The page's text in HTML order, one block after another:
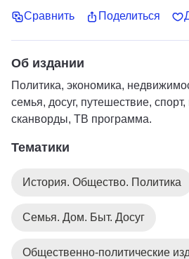
Сравнить Поделиться
Об издании
Политика, экономика,
семья, досуг, путешествие,
сканворды, ТВ программа.
Тематики
История. Общество. Политика
Семья. Дом. Быт. Досуг
Общественно-политические